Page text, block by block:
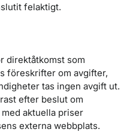
felaktigt.
direktåtkomst som
föreskrifter om avgifter,
tas ingen avgift ut.
efter beslut om
aktuella priser
externa webbplats.